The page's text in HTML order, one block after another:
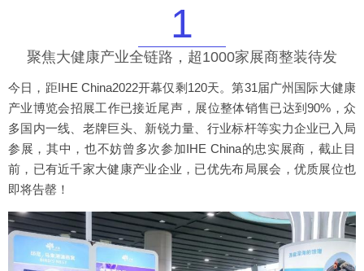
1
聚焦大健康产业全链路，超1000家展商整装待发
今日，距IHE China2022开幕仅剩120天。第31届广州国际大健康
产业博览会招展工作已接近尾声，展位整体销售已达到90%，众
多国内一线、老牌巨头、新锐力量、行业标杆等实力企业已入局
参展，其中，也不妨曾多次参加IHE China的忠实展商，截止目
前，已有近千家大健康产业企业，已优先布局展会，优质展位也
即将告罄！